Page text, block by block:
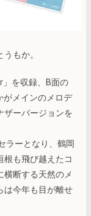
もか。
を収録、B面の
がメインのメロデ
ザーバージョンを
ラーとなり、鶴岡
根も飛び越えたコ
横断する天然のメ
は今年も目が離せ